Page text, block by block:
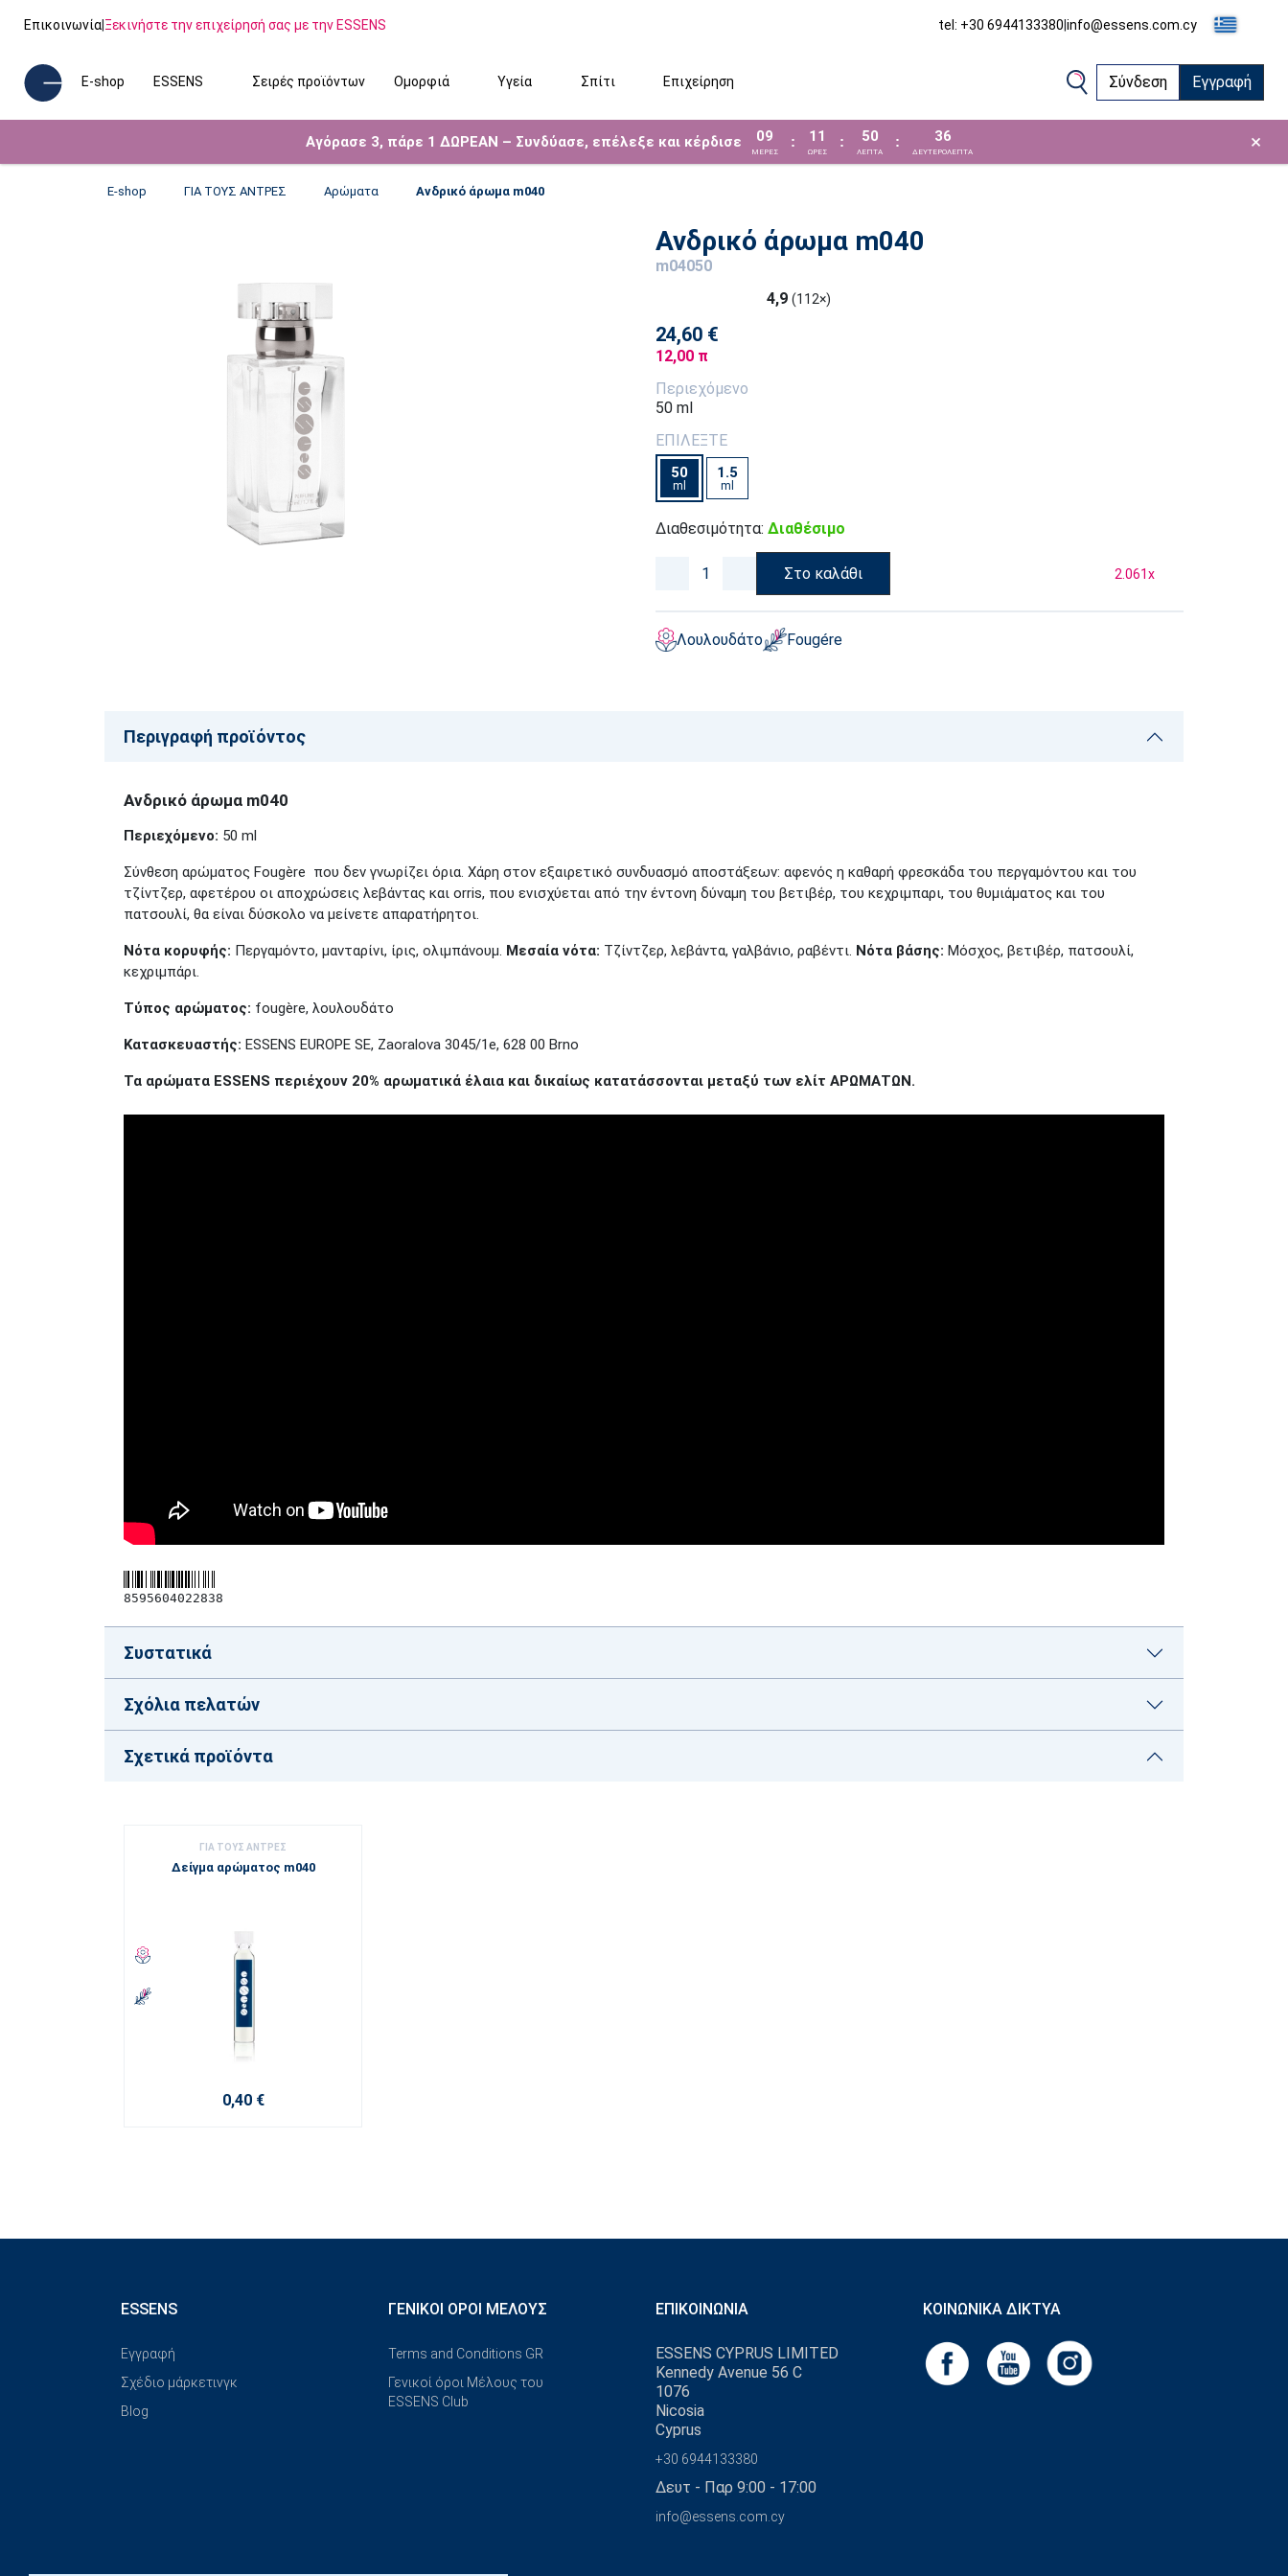
Επικοινωνία|Ξεκινήστε την επιχείρησή σας με την ESSENS tel: +30 6944133380|info@essens.com.cy
E-shop ESSENS Σειρές προϊόντων Ομορφιά Υγεία Σπίτι Επιχείρηση Σύνδεση Εγγραφή
Αγόρασε 3, πάρε 1 ΔΩΡΕΑΝ – Συνδύασε, επέλεξε και κέρδισε 09
ΜΈΡΕΣ
: 11
ΩΡΕΣ
: 50
ΛΕΠΤΑ
: 35
ΔΕΥΤΕΡΟΛΕΠΤΑ ×
E-shop ΓΙΑ ΤΟΥΣ ΑΝΤΡΕΣ Αρώματα Ανδρικό άρωμα m040
Ανδρικό άρωμα m040
m04050
4,9 (112×)
24,60 €
12,00 π
Περιεχόμενο
50 ml
ΕΠΙΛΕΞΤΕ
50
ml
1.5
ml
Διαθεσιμότητα: Διαθέσιμο
Στο καλάθι 2.061x
Λουλουδάτο Fougére
Περιγραφή προϊόντος
Ανδρικό άρωμα m040
Περιεχόμενο: 50 ml
Σύνθεση αρώματος Fougère που δεν γνωρίζει όρια. Χάρη στον εξαιρετικό συνδυασμό αποστάξεων: αφενός η καθαρή φρεσκάδα του περγαμόντου και του
τζίντζερ, αφετέρου οι αποχρώσεις λεβάντας και orris, που ενισχύεται από την έντονη δύναμη του βετιβέρ, του κεχριμπαρι, του θυμιάματος και του
πατσουλί, θα είναι δύσκολο να μείνετε απαρατήρητοι.
Νότα κορυφής: Περγαμόντο, μανταρίνι, ίρις, ολιμπάνουμ. Μεσαία νότα: Τζίντζερ, λεβάντα, γαλβάνιο, ραβέντι. Νότα βάσης: Μόσχος, βετιβέρ, πατσουλί,
κεχριμπάρι.
Τύπος αρώματος: fougère, λουλουδάτο
Κατασκευαστής: ESSENS EUROPE SE, Zaoralova 3045/1e, 628 00 Brno
Τα αρώματα ESSENS περιέχουν 20% αρωματικά έλαια και δικαίως κατατάσσονται μεταξύ των ελίτ ΑΡΩΜΑΤΩΝ.
8595604022838
Συστατικά
Σχόλια πελατών
Σχετικά προϊόντα
ΓΙΑ ΤΟΥΣ ΑΝΤΡΕΣ
Δείγμα αρώματος m040
0,40 €
ESSENS
Εγγραφή
Σχέδιο μάρκετινγκ
Blog
ΓΕΝΙΚΟΊ ΌΡΟΙ ΜΈΛΟΥΣ
Terms and Conditions GR
Γενικοί όροι Μέλους του
ESSENS Club
ΕΠΙΚΟΙΝΩΝΊΑ
ESSENS CYPRUS LIMITED
Kennedy Avenue 56 C
1076
Nicosia
Cyprus
+30 6944133380
Δευτ - Παρ 9:00 - 17:00
info@essens.com.cy
ΚΟΙΝΩΝΙΚΆ ΔΊΚΤΥΑ